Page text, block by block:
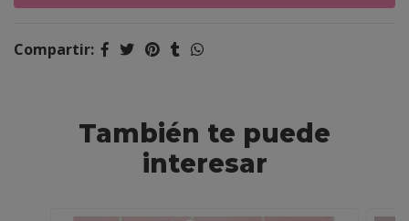
Compartir:
También te puede
interesar